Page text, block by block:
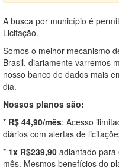
A busca por município é
Licitação.
Somos o melhor mecanismo
Brasil, diariamente varremos
nosso banco de dados mais
dia.
Nossos planos são:
* R$ 44,90/mês: Acesso
diários com alertas de
* 1x R$239,90 adiantado
mês. Mesmos benefícios do